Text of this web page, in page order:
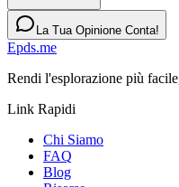
La Tua Opinione Conta!
Epds.me
Rendi l'esplorazione più
Link Rapidi
Chi Siamo
FAQ
Blog